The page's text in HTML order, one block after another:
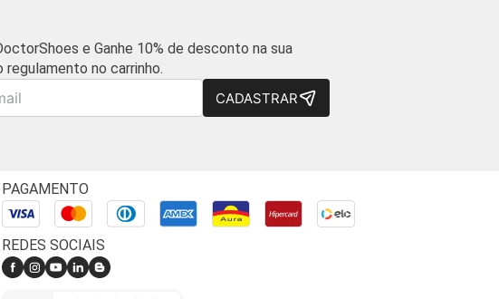
e Ganhe 10% de desconto na sua
regulamento no carrinho.
CADASTRAR
PAGAMENTO
REDES SOCIAIS